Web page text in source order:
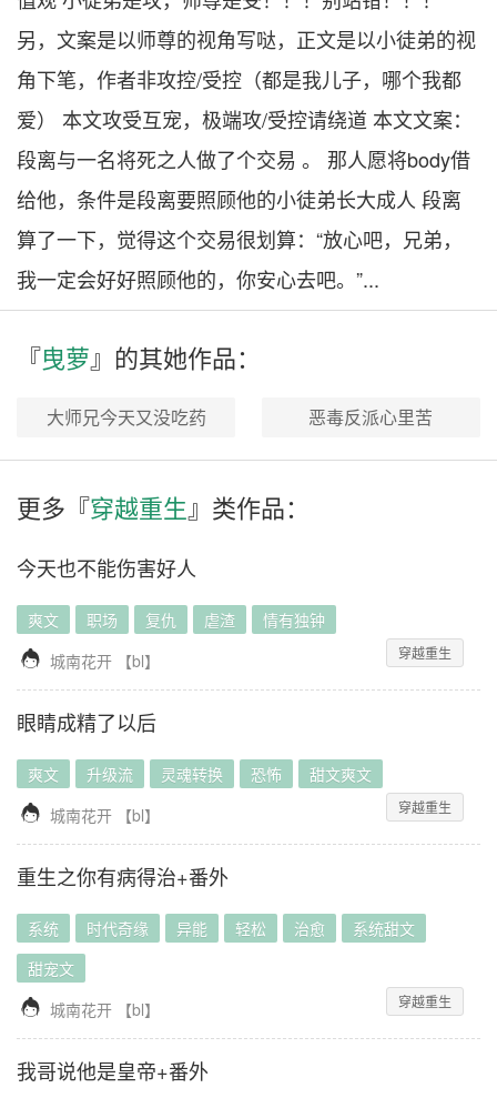
另，文案是以师尊的视角写哒，正文是以小徒弟的视
角下笔，作者非攻控/受控（都是我儿子，哪个我都
爱） 本文攻受互宠，极端攻/受控请绕道 本文文案：
段离与一名将死之人做了个交易 。 那人愿将body借
给他，条件是段离要照顾他的小徒弟长大成人 段离
算了一下，觉得这个交易很划算：“放心吧，兄弟，
我一定会好好照顾他的，你安心去吧。”...
『曳萝』的其她作品：
大师兄今天又没吃药 恶毒反派心里苦
更多『穿越重生 』类作品：
今天也不能伤害好人
爽文 职场 复仇 虐渣 情有独钟
 城南花开 【bl】 穿越重生
眼睛成精了以后
爽文 升级流 灵魂转换 恐怖 甜文爽文
 城南花开 【bl】 穿越重生
重生之你有病得治+番外
系统 时代奇缘 异能 轻松 治愈
系统甜文
甜宠文
 城南花开 【bl】 穿越重生
我哥说他是皇帝+番外